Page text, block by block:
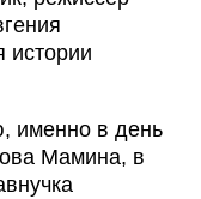
истории
именно в день
Мамина, в